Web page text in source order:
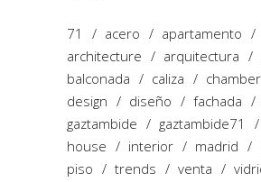
71 acero
apartamento
architecture
arquitectura
balconada
caliza
design
diseño fachada
gaztambide
gaztambide71
house
interior madrid
piso
trends venta